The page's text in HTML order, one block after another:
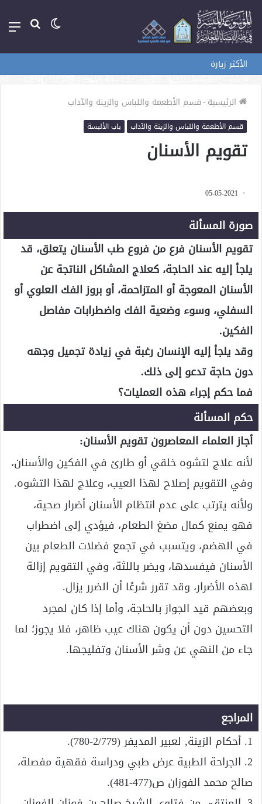
بحث الوضع
الأكثر زيارة
الرئيسية-قسم الأطعمة واللباس والزينة والآداب
قسم الأطعمة واللباس والزينة والآداب باب الألبسة
تقويم الأسنان
05-05-2021
صورة المسألة
تقويم الأسنان فرع من فروع طب الأسنان يتعلق، قد
يلجأ إليه عند الحاجة، كعلاج المشاكل الناتجة عن
الأسنان المعوجة أو المتزاحمة، أو بروز الفك العلوي أو
السفلي، وسوء وضعية الفك واضطرابات مفاصل
الفكين.
وقد يلجأ إليه الإنسان رغبة في زيادة تجميل وجهه
دون حاجة تدعو إلى ذلك.
فما حكم إجراء هذه العمليات؟
حكم المسألة
أجاز العلماء المعاصرون تقويم الأسنان:
لأنه علاج لتشوه خلقي أو طارئ في الفكين والأسنان،
وفي التقويم إصلاح لهذا العيب، وعلاج لهذا التشوه.
ولأنه يترتب على عدم انتظام الأسنان أضرار صحية،
فهو يمنع كمال مضغ الطعام، فيؤدي إلى اضطراب
في الهضم، ويتسبب في تجمع فضلات الطعام بين
الأسنان فيفسدها، ويضر باللثة، وفي التقويم إزالة
لهذه الأضرار، وقد تقرر شرعًا أن الضرر يزال.
وبعضهم قيد الجواز بالحاجة، وأما إذا كان لمجرد
التحسين دون أن يكون هناك عيب ظاهر، فلا يجوز؛ لما
جاء من النهي عن وشر الأسنان وتفليجها.
المراجع
1. أحكام الزينة, لعبير المديفر (2/779-780).
2. الجراحة الطبية عرض طبي ودراسة فقهية مفصلة،
صالح محمد الفوزان ص(477-481).